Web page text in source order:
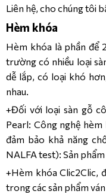
Liên hệ, cho chúng tôi
Hèm khóa
Hèm khóa là phần để
trường có nhiều loại
dễ lắp, có loại khó
nhau.
+Đối với loại sàn gỗ
Pearl: Công nghệ
đảm bảo khả năng
NALFA test): Sản
+Hèm khóa Clic2Clic,
trong các sản phẩm